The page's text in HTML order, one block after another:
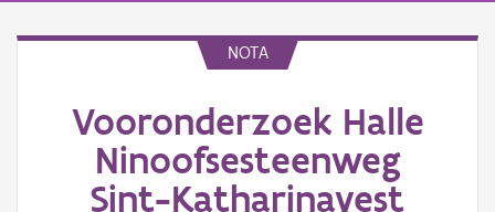
Aanmelden
NOTA
Vooronderzoek Halle
Ninoofsesteenweg
Sint-Katharinavest